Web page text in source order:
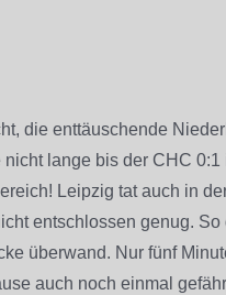
die enttäuschende
lange bis der CHC
Leipzig tat auch in
entschlossen genug.
überwand. Nur fünf
auch noch einmal